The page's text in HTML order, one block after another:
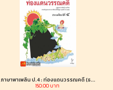
ภาษาพาเพลิน ป.4 : ท่องแดนวรรณคดี (ธ...
150.00 บาท